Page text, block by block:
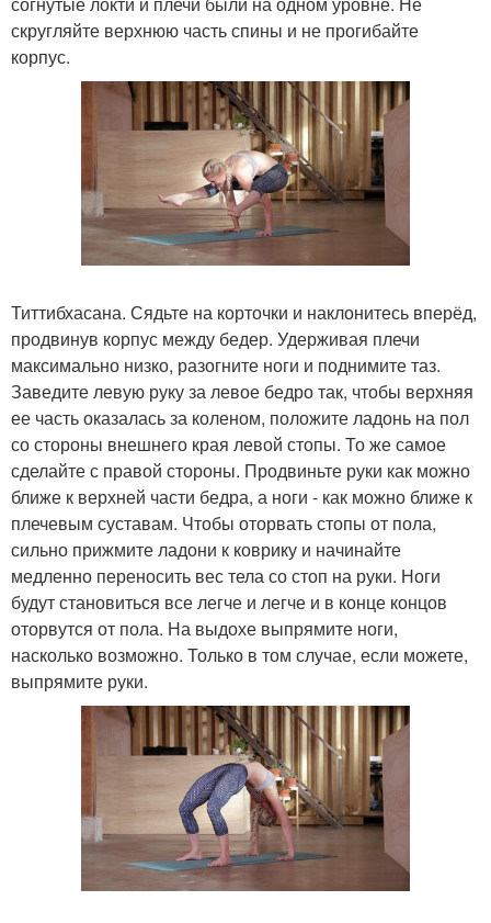
скругляйте верхнюю часть спины и не прогибайте
корпус.
Титтибхасана. Сядьте на корточки и наклонитесь вперёд,
продвинув корпус между бедер. Удерживая плечи
максимально низко, разогните ноги и поднимите таз.
Заведите левую руку за левое бедро так, чтобы верхняя
ее часть оказалась за коленом, положите ладонь на пол
со стороны внешнего края левой стопы. То же самое
сделайте с правой стороны. Продвиньте руки как можно
ближе к верхней части бедра, а ноги - как можно ближе к
плечевым суставам. Чтобы оторвать стопы от пола,
сильно прижмите ладони к коврику и начинайте
медленно переносить вес тела со стоп на руки. Ноги
будут становиться все легче и легче и в конце концов
оторвутся от пола. На выдохе выпрямите ноги,
насколько возможно. Только в том случае, если можете,
выпрямите руки.